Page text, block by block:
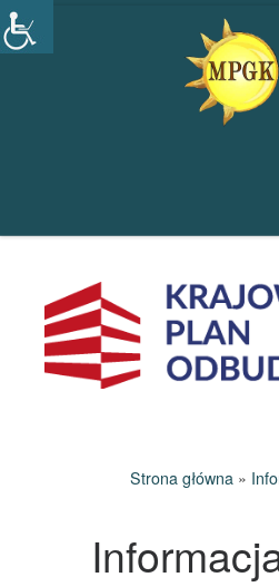
Przejdź do treści
Strona główna »